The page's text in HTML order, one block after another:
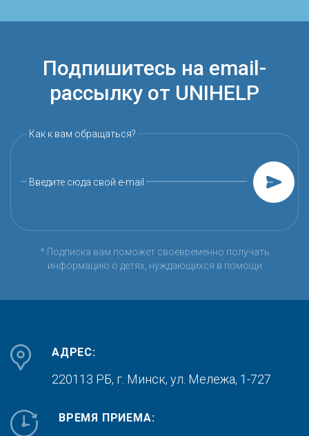
Подпишитесь на email-
рассылку от UNIHELP
Как к вам обращаться?
Введите сюда свой e-mail
* Подписка вам поможет своевременно получать
информацию о детях, нуждающихся в помощи
АДРЕС:
220113 РБ, г. Минск, ул. Мележа, 1-727
ВРЕМЯ ПРИЕМА: